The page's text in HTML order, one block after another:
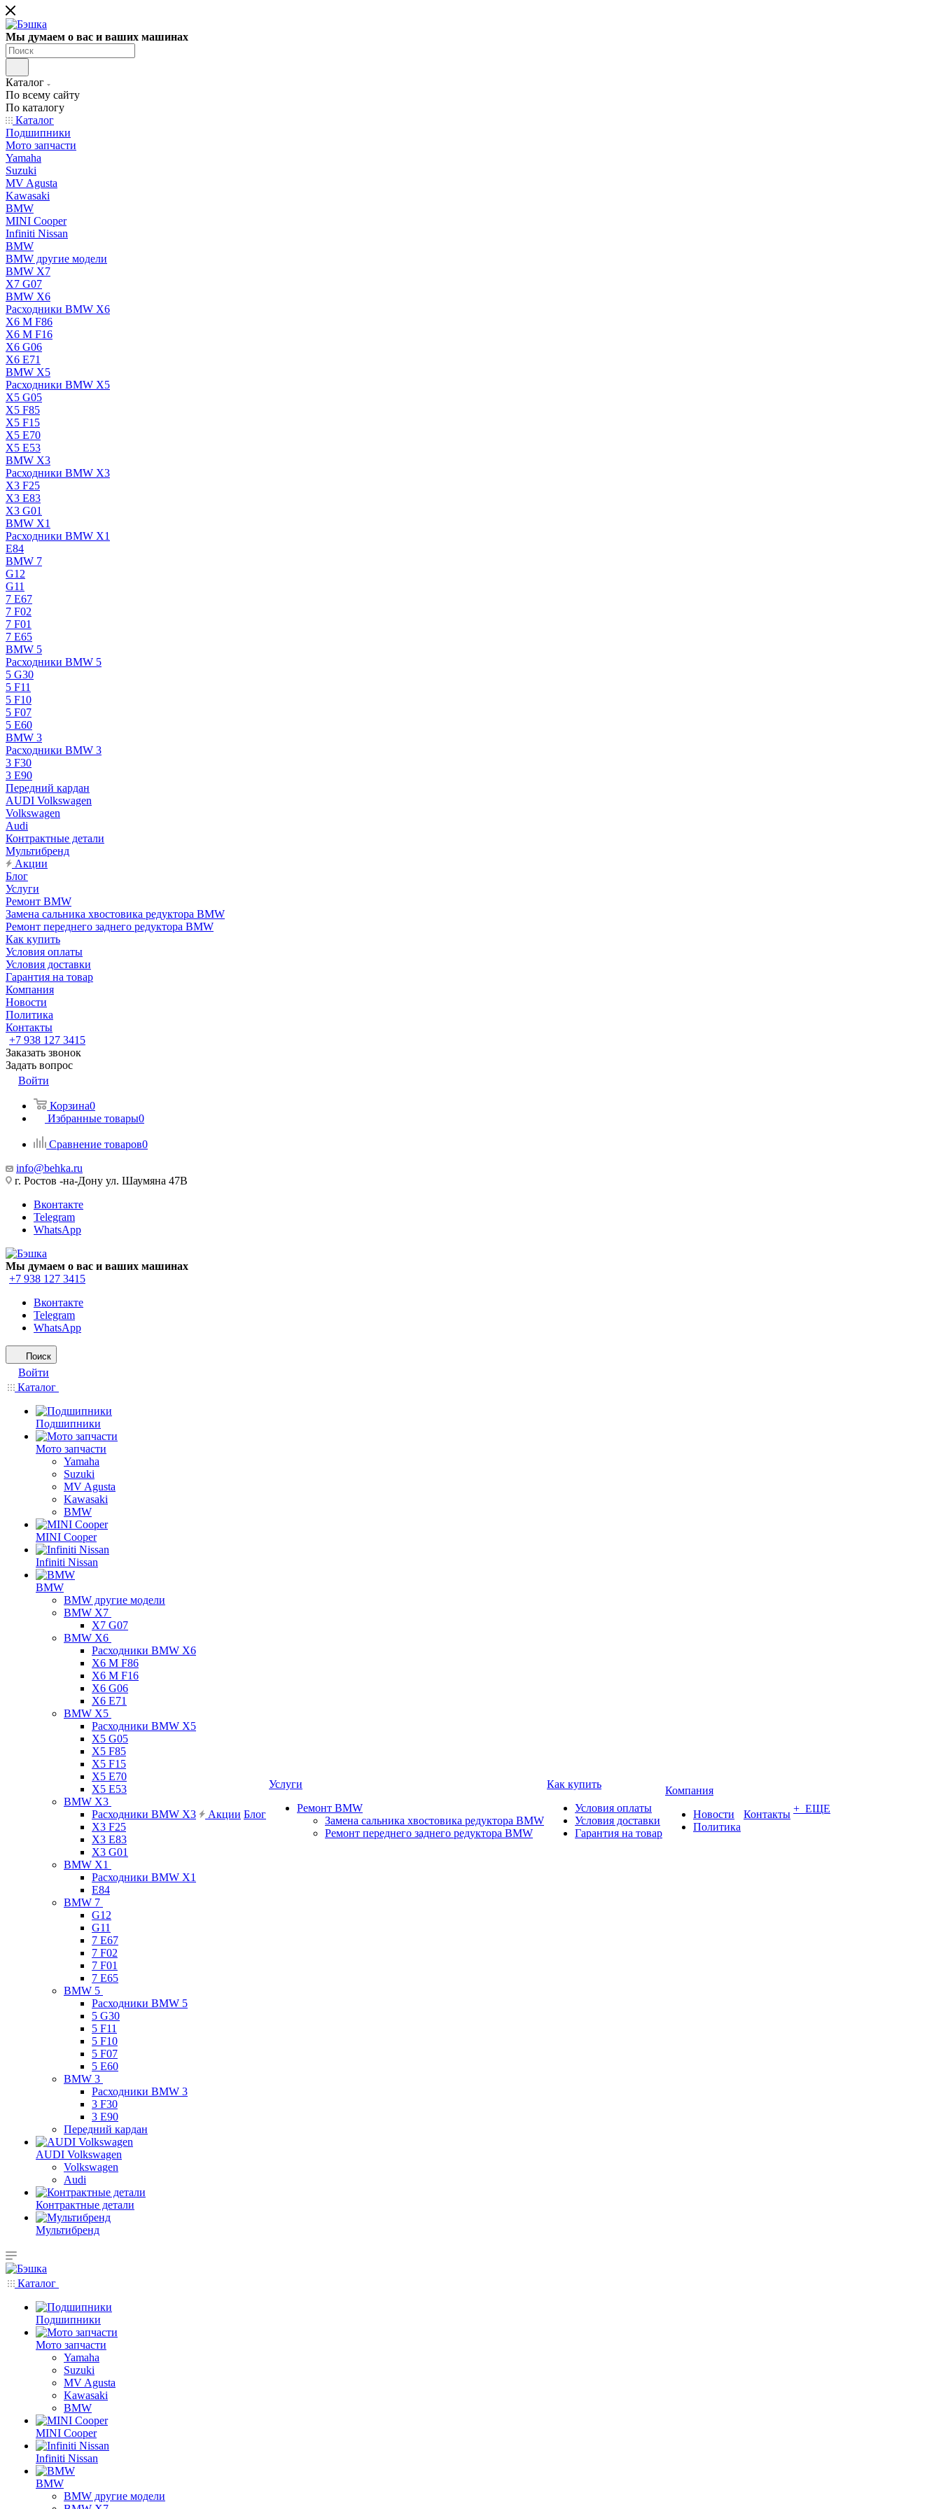
Мы думаем о вас и ваших машинах
Каталог
По всему сайту
По каталогу
Каталог
Подшипники
Мото запчасти
Yamaha
Suzuki
MV Agusta
Kawasaki
BMW
MINI Cooper
Infiniti Nissan
BMW
BMW другие модели
BMW X7
X7 G07
BMW X6
Расходники BMW X6
X6 M F86
X6 M F16
X6 G06
X6 E71
BMW X5
Расходники BMW X5
X5 G05
X5 F85
X5 F15
X5 E70
X5 E53
BMW X3
Расходники BMW X3
X3 F25
X3 E83
X3 G01
BMW X1
Расходники BMW X1
E84
BMW 7
G12
G11
7 Е67
7 F02
7 F01
7 E65
BMW 5
Расходники BMW 5
5 G30
5 F11
5 F10
5 F07
5 E60
BMW 3
Расходники BMW 3
3 F30
3 E90
Передний кардан
AUDI Volkswagen
Volkswagen
Audi
Контрактные детали
Мультибренд
Акции
Блог
Услуги
Ремонт BMW
Замена сальника хвостовика редуктора BMW
Ремонт переднего заднего редуктора BMW
Как купить
Условия оплаты
Условия доставки
Гарантия на товар
Компания
Новости
Политика
Контакты
+7 938 127 3415
Заказать звонок
Задать вопрос
Войти
Корзина0
Избранные товары0
Сравнение товаров0
info@behka.ru
г. Ростов -на-Дону ул. Шаумяна 47В
Вконтакте
Telegram
WhatsApp
Мы думаем о вас и ваших машинах
+7 938 127 3415
Вконтакте
Telegram
WhatsApp
Поиск
Войти
Каталог
Подшипники
Мото запчасти
Yamaha
Suzuki
MV Agusta
Kawasaki
BMW
MINI Cooper
Infiniti Nissan
BMW
BMW другие модели
BMW X7
X7 G07
BMW X6
Расходники BMW X6
X6 M F86
X6 M F16
X6 G06
X6 E71
BMW X5
Расходники BMW X5
X5 G05
X5 F85
X5 F15
X5 E70
X5 E53
BMW X3
Расходники BMW X3
X3 F25
X3 E83
X3 G01
BMW X1
Расходники BMW X1
E84
BMW 7
G12
G11
7 Е67
7 F02
7 F01
7 E65
BMW 5
Расходники BMW 5
5 G30
5 F11
5 F10
5 F07
5 E60
BMW 3
Расходники BMW 3
3 F30
3 E90
Передний кардан
AUDI Volkswagen
Volkswagen
Audi
Контрактные детали
Мультибренд
Акции Блог
Услуги
Ремонт BMW
Замена сальника хвостовика редуктора BMW
Ремонт переднего заднего редуктора BMW
Как купить
Условия оплаты
Условия доставки
Гарантия на товар
Компания
Новости
Политика
Контакты + ЕЩЕ
Каталог
Подшипники
Мото запчасти
Yamaha
Suzuki
MV Agusta
Kawasaki
BMW
MINI Cooper
Infiniti Nissan
BMW
BMW другие модели